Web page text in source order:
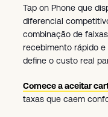
Tap on Phone que
diferencial
combinação de
recebimento rápido
define o custo real
Comece a aceitar
taxas que caem